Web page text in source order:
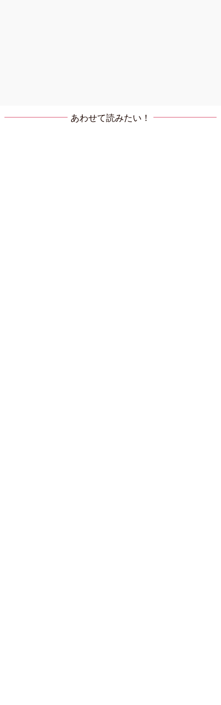
あわせて読みたい！